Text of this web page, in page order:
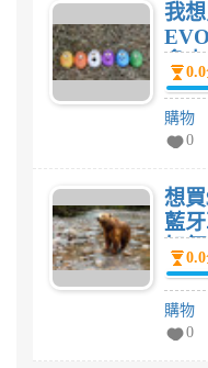
我
多
嗎?
0.0
購物
0
想
藍
如0.0
購物
0